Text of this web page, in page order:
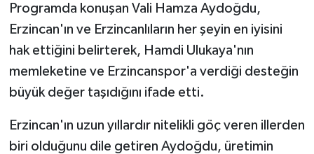
Programda konuşan Vali Hamza Aydoğdu,
Erzincan'ın ve Erzincanlıların her şeyin en iyisini
hak ettiğini belirterek, Hamdi Ulukaya'nın
memleketine ve Erzincanspor'a verdiği desteğin
büyük değer taşıdığını ifade etti.
Erzincan'ın uzun yıllardır nitelikli göç veren illerden
biri olduğunu dile getiren Aydoğdu, üretimin